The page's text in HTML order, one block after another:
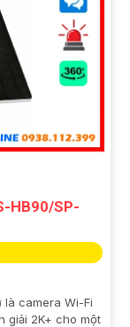
HB90/SP-
là camera Wi-Fi
giải 2K+ cho một